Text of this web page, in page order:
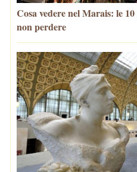
Cosa vedere nel Marais: le
non perdere